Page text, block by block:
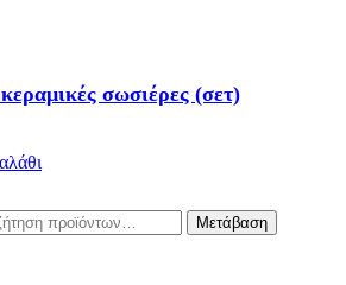
σωσιέρες (σετ)
Μετάβαση